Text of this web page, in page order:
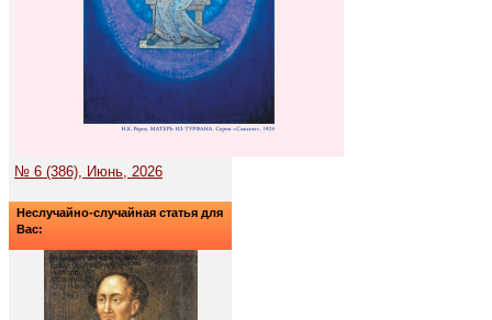
№ 6 (386), Июнь, 2026
Неслучайно-случайная статья для
Вас: